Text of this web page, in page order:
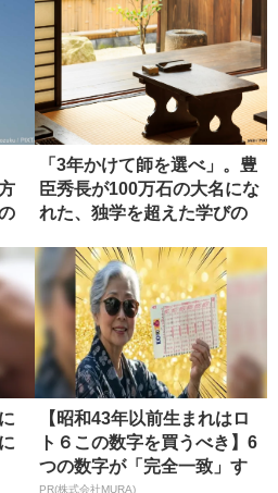
「3年かけて師を選べ」。豊
臣秀長が100万石の大名にな
れた、独学を超えた学びの
【昭和43年以前生まれはロ
ト６この数字を買うべき】6
つの数字が「完全一致」す
PR(株式会社MURA)